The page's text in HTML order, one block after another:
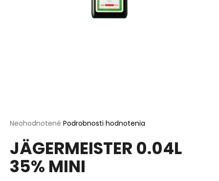
Priemerné
produktu
je
0,0
z
Neohodnotené Podrobnosti hodnotenia
JÄGERMEISTER 0.04L
35% MINI
O
d